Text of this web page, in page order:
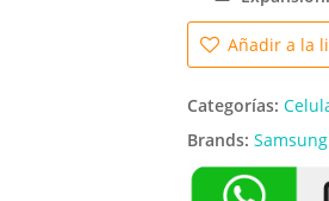
Añadir a la
Categorías:
Brands: Samsung